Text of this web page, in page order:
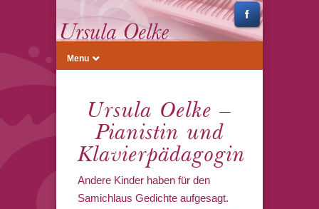
Menu
Ursula Oelke –
Pianistin und
Klavierpädagogin
Andere Kinder haben für den
Samichlaus Gedichte aufgesagt.